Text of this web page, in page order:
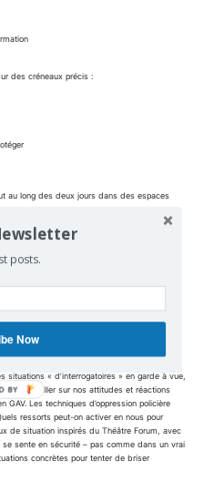
des créneaux précis :
au long des deux jours dans des espaces
VUE
situations « d’interrogatoires » en garde à vue,
et travailler sur nos attitudes et réactions
Les techniques d’oppression policière
ressorts peut-on activer en nous pour
de situation inspirés du Théâtre Forum, avec
sente en sécurité – pas comme dans un vrai
concrètes pour tenter de briser
posts.
Now